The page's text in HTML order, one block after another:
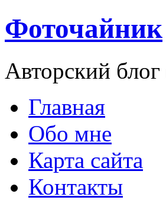
Фоточайник
Авторский
Главная
Обо мне
Карта сайта
Контакты